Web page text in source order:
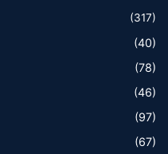
(317)
(40)
(78)
(46)
(97)
(67)